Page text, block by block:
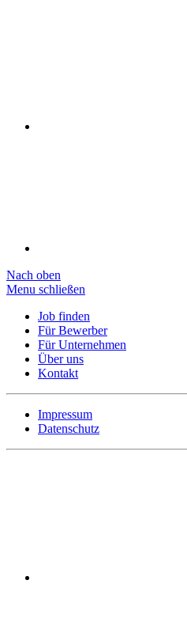
Nach oben
Menu schließen
Job finden
Für Bewerber
Für Unternehmen
Über uns
Kontakt
Impressum
Datenschutz